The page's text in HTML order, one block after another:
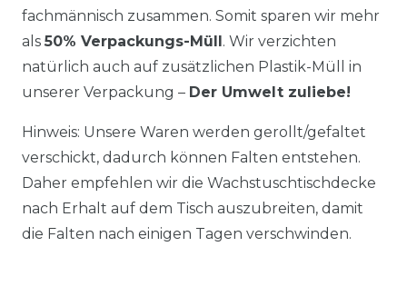
fachmännisch zusammen. Somit sparen wir mehr
als 50% Verpackungs-Müll. Wir verzichten
natürlich auch auf zusätzlichen Plastik-Müll in
unserer Verpackung – Der Umwelt zuliebe!
Hinweis: Unsere Waren werden gerollt/gefaltet
verschickt, dadurch können Falten entstehen.
Daher empfehlen wir die Wachstuschtischdecke
nach Erhalt auf dem Tisch auszubreiten, damit
die Falten nach einigen Tagen verschwinden.